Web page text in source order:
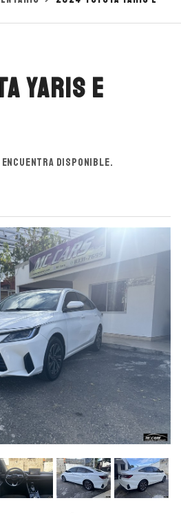
YARIS E
encuentra disponible.